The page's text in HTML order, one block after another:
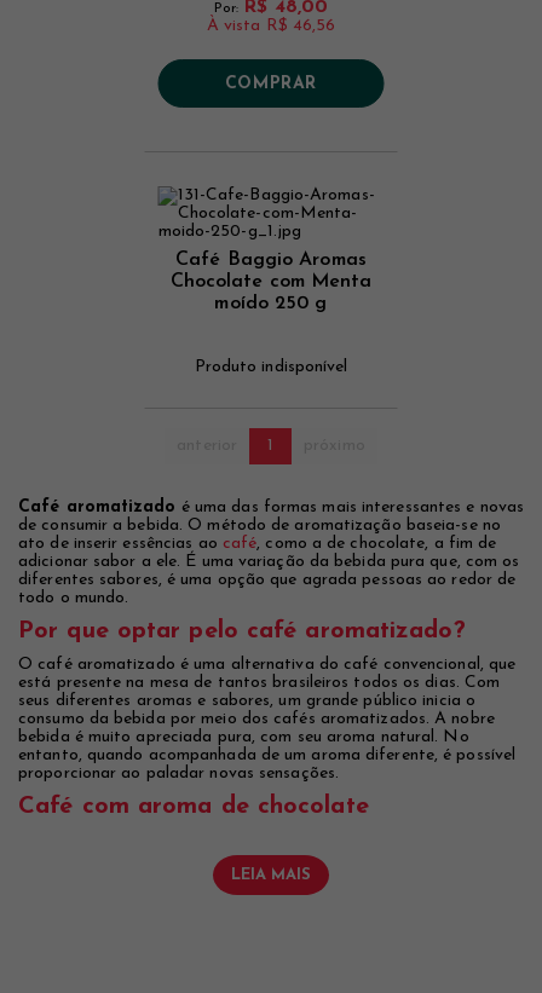
Por: R$ 48,00
À vista R$ 46,56
COMPRAR
Café Baggio Aromas
Chocolate com Menta
moído 250 g
Produto indisponível
1
Café aromatizado é uma das formas mais interessantes e novas
de consumir a bebida. O método de aromatização baseia-se no
ato de inserir essências ao café, como a de chocolate, a fim de
adicionar sabor a ele. É uma variação da bebida pura que, com os
diferentes sabores, é uma opção que agrada pessoas ao redor de
todo o mundo.
Por que optar pelo café aromatizado?
O café aromatizado é uma alternativa do café convencional, que
está presente na mesa de tantos brasileiros todos os dias. Com
seus diferentes aromas e sabores, um grande público inicia o
consumo da bebida por meio dos cafés aromatizados. A nobre
bebida é muito apreciada pura, com seu aroma natural. No
entanto, quando acompanhada de um aroma diferente, é possível
proporcionar ao paladar novas sensações.
Café com aroma de chocolate
LEIA MAIS